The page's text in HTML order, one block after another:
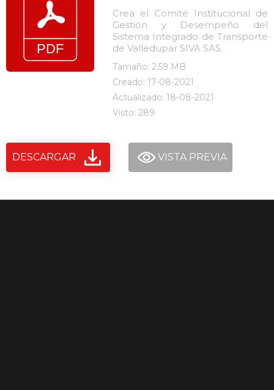
Crea el Comité Institucional de
Gestión y Desempeño del
Sistema Integrado de Transporte
de Valledupar SIVA SAS.
Tamaño: 2.59 MB
Creado: 17-08-2021
Actualizado: 18-08-2021
Visto: 289
DESCARGAR VISTA PREVIA